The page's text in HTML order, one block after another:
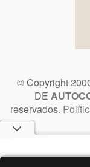
© Copyright
DE
reservados.